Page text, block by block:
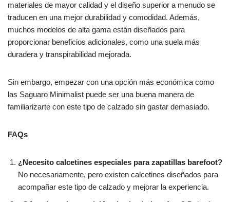
materiales de mayor calidad y el diseño superior a menudo se
traducen en una mejor durabilidad y comodidad. Además,
muchos modelos de alta gama están diseñados para
proporcionar beneficios adicionales, como una suela más
duradera y transpirabilidad mejorada.
Sin embargo, empezar con una opción más económica como
las Saguaro Minimalist puede ser una buena manera de
familiarizarte con este tipo de calzado sin gastar demasiado.
FAQs
¿Necesito calcetines especiales para zapatillas barefoot?
No necesariamente, pero existen calcetines diseñados para
acompañar este tipo de calzado y mejorar la experiencia.